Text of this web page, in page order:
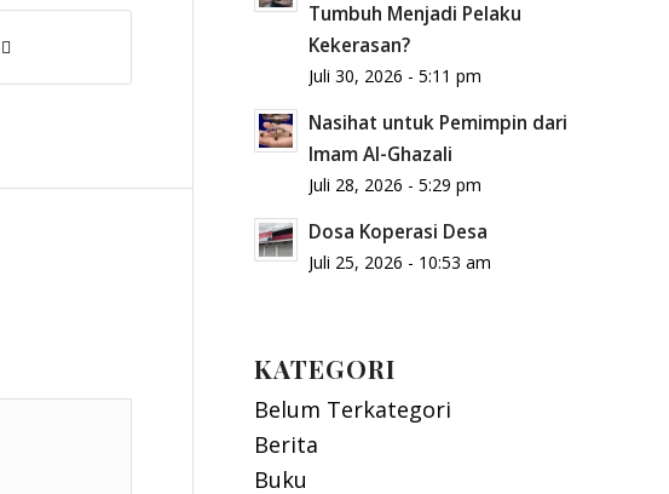
Tumbuh Menjadi Pelaku
Kekerasan?
Juli 30, 2026 - 5:11 pm
Nasihat untuk Pemimpin dari
Imam Al-Ghazali
Juli 28, 2026 - 5:29 pm
Dosa Koperasi Desa
Juli 25, 2026 - 10:53 am
KATEGORI
Belum Terkategori
Berita
Buku